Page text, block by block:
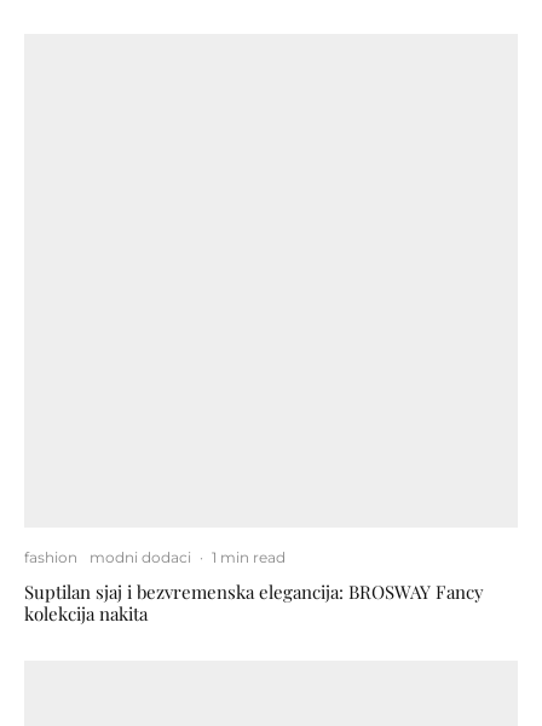
fashion modni dodaci · 1 min read
Suptilan sjaj i bezvremenska elegancija: BROSWAY Fancy
kolekcija nakita